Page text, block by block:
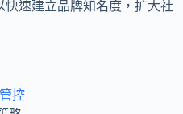
速建立品牌知名度，扩大社
控